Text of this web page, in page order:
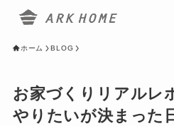
ホーム BLOG
お家づくりリアルレ
やりたいが決まった